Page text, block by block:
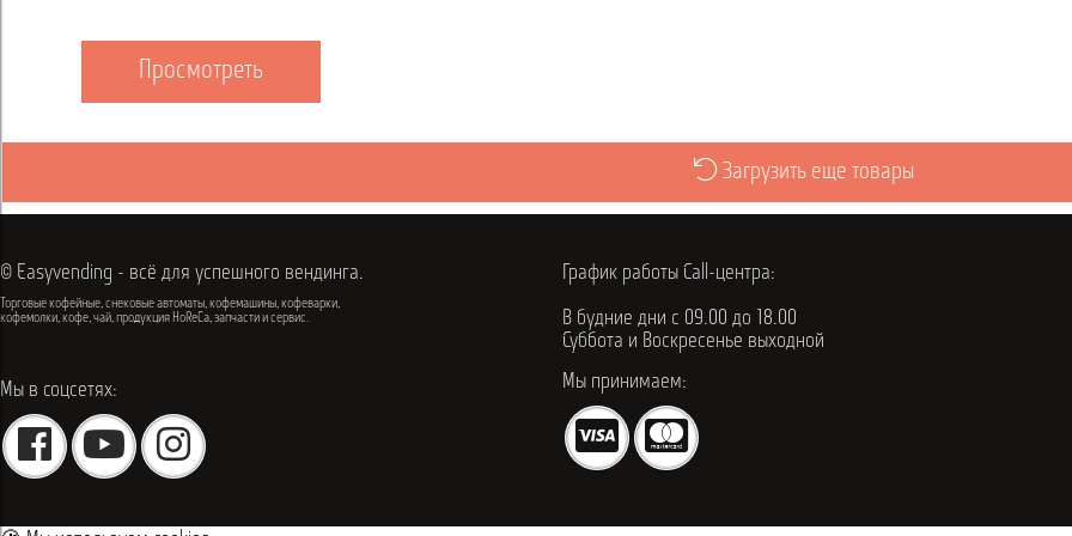
Просмотреть
Загрузить еще товары
© Easyvending - всё для успешного вендинга.
Торговые кофейные, снековые автоматы, кофемашины, кофеварки,
кофемолки, кофе, чай, продукция HoReCa, запчасти и сервис.
Мы в соцсетях:
График работы Call-центра:
В будние дни с 09.00 до 18.00
Суббота и Воскресенье выходной
Мы принимаем: